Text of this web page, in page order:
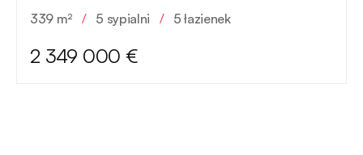
339 m² / 5 sypialni / 5 łazienek
2 349 000 €